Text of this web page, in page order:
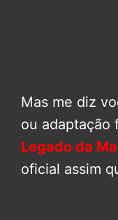
Mas me diz
ou adaptação
Legado da
oficial assim